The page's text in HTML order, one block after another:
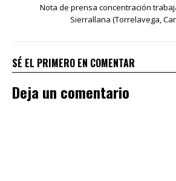
Nota de prensa concentración
Sierrallana (Torrelavega,
SÉ EL PRIMERO EN COMENTAR
Deja un comentario